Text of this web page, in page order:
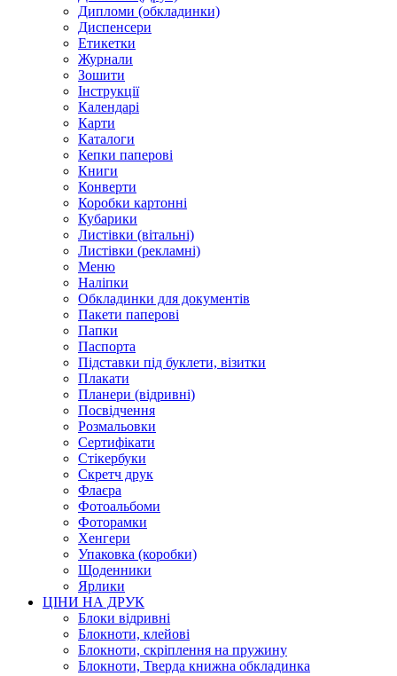
Дипломи (обкладинки)
Диспенсери
Етикетки
Журнали
Зошити
Інструкції
Календарі
Карти
Каталоги
Кепки паперові
Книги
Конверти
Коробки картонні
Кубарики
Листівки (вітальні)
Листівки (рекламні)
Меню
Наліпки
Обкладинки для документів
Пакети паперові
Папки
Паспорта
Підставки під буклети, візитки
Плакати
Планери (відривні)
Посвідчення
Розмальовки
Сертифікати
Стікербуки
Скретч друк
Флаєра
Фотоальбоми
Фоторамки
Хенгери
Упаковка (коробки)
Щоденники
Ярлики
ЦІНИ НА ДРУК
Блоки відривні
Блокноти, клейові
Блокноти, скріплення на пружину
Блокноти, Тверда книжна обкладинка